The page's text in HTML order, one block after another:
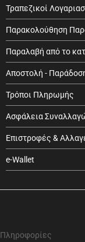
Τραπεζικοί
Παρακολούθηση
Παραλαβή από το
Αποστολή -
Τρόποι Πληρωμής
Ασφάλεια
Επιστροφές &
e-Wallet
Πληροφορίες